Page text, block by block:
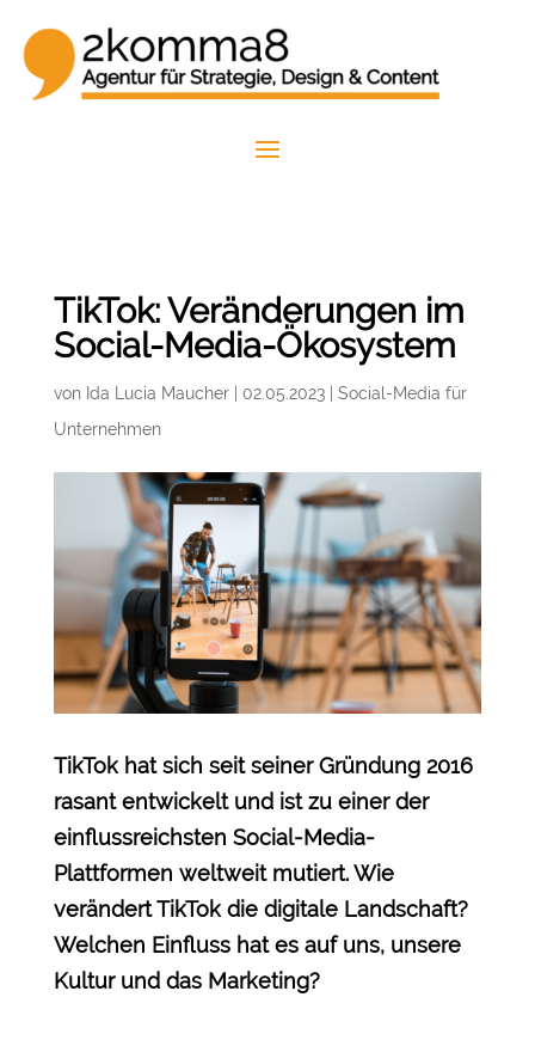
TikTok: Veränderungen im
Social-Media-Ökosystem
von Ida Lucia Maucher| 02.05.2023| Social-Media für
Unternehmen
TikTok hat sich seit seiner Gründung 2016
rasant entwickelt und ist zu einer der
einflussreichsten Social-Media-
Plattformen weltweit mutiert. Wie
verändert TikTok die digitale Landschaft?
Welchen Einfluss hat es auf uns, unsere
Kultur und das Marketing?